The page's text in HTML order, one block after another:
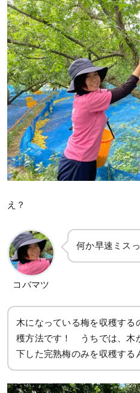
え？
コバマツ
何か早速ミス
木になっている梅を収穫する
穫方法です！ うちでは、木
下した完熟梅のみを収穫する